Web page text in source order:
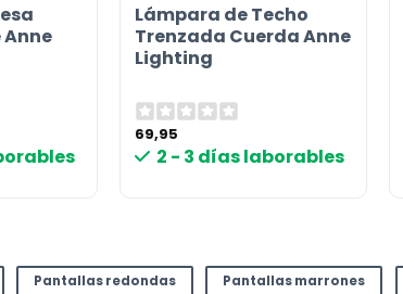
Lámpara de Techo
Trenzada Cuerda Anne
Lighting
69,95
2 - 3 días laborables
Pantallas redondas Pantallas marrones